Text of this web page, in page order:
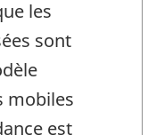
les
sont
mobiles
est